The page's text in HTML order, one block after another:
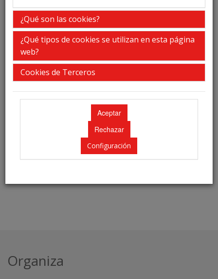
¿Qué son las cookies?
¿Qué tipos de cookies se utilizan en esta página
web?
Cookies de Terceros
Configuración
Usuario
Contraseña
Organiza